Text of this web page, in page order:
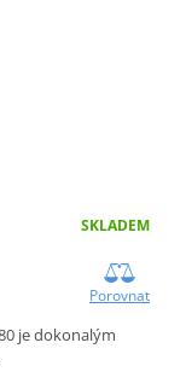
SKLADEM
Porovnat
je dokonalým